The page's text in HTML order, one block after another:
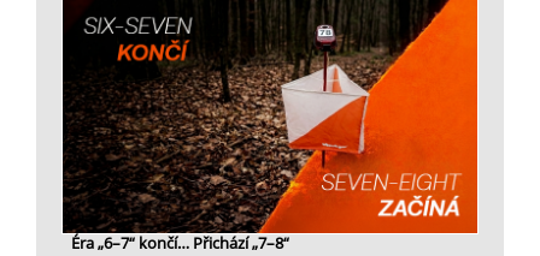
Éra „6–7“ končí… Přichází „7–8“